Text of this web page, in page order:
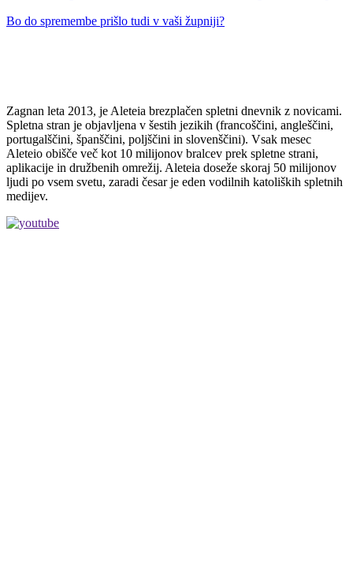
Bo do spremembe prišlo tudi v vaši župniji?
Zagnan leta 2013, je Aleteia brezplačen spletni dnevnik z novicami.
Spletna stran je objavljena v šestih jezikih (francoščini, angleščini,
portugalščini, španščini, poljščini in slovenščini). Vsak mesec
Aleteio obišče več kot 10 milijonov bralcev prek spletne strani,
aplikacije in družbenih omrežij. Aleteia doseže skoraj 50 milijonov
ljudi po vsem svetu, zaradi česar je eden vodilnih katoliških spletnih
medijev.